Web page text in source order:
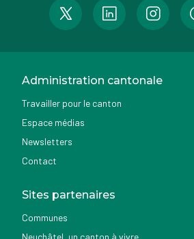
Administration cantonale
Travailler pour le canton
Espace médias
Newsletters
Contact
Sites partenaires
Communes